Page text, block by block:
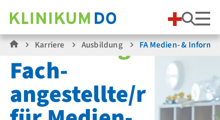
Karriere Ausbildung FA Medien- &
Ausbildung
Fach­
angestellte/r